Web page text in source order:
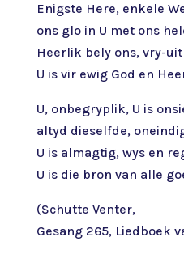
Enigste Here, enkele
ons glo in U met ons
Heerlik bely ons, vry-
U is vir ewig God en
U, onbegryplik, U is
altyd dieselfde,
U is almagtig, wys en
U is die bron van alle
(Schutte Venter,
Gesang 265, Liedboek